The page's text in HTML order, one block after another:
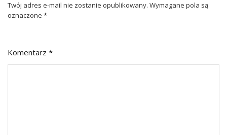
Twój adres e-mail nie zostanie opublikowany. Wymagane pola są
oznaczone *
Komentarz *